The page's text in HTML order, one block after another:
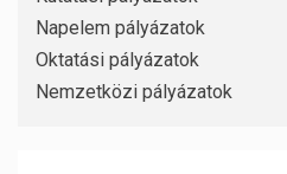
Napelem pályázatok
Oktatási pályázatok
Nemzetközi pályázatok